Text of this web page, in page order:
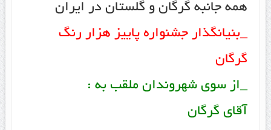
همه جانبه گرگان و گلستان در ایران
_بنیانگذار جشنواره پاییز هزار رنگ
گرگان
_از سوی شهروندان ملقب به :
آقای گرگان